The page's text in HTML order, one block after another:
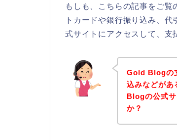
もしも、こちらの記事をご
トカードや銀行振り込み、
式サイトにアクセスして、支
Gold Blogの
込みなどがあ
Blogの公式サ
か？